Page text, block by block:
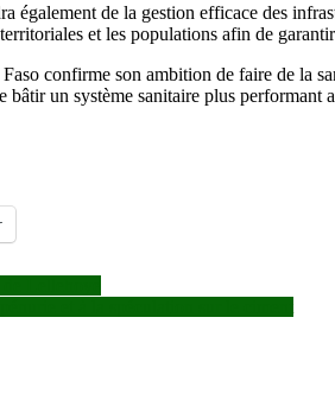
également de la gestion efficace des
et les populations afin de
confirme son ambition de faire de la
un système sanitaire plus performant